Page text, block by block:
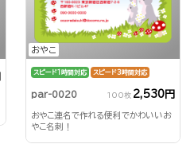
おやこ
スピード1時間対応 スピード3時間対応
par-0020 100枚 2,530円
おやこ連名で作れる便利でかわいいお
やこ名刺！